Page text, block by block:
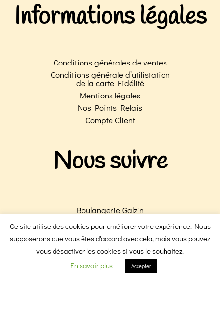
Informations légales
Conditions générales de ventes
Conditions générale d’utilistation
de la carte Fidélité
Mentions légales
Nos Points Relais
Compte Client
Nous suivre
Boulangerie Galzin
Boulangerie Victoire
F I
Ce site utilise des cookies pour améliorer votre expérience. Nous
supposerons que vous êtes d'accord avec cela, mais vous pouvez
vous désactiver les cookies si vous le souhaitez.
En savoir plus
Accepter